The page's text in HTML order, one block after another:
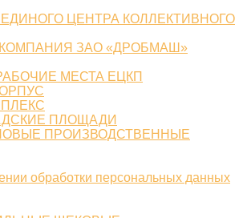
ЦЕНТРА КОЛЛЕКТИВНОГО
ЗАО «ДРОБМАШ»
МЕСТА ЕЦКП
ПЛОЩАДИ
ПРОИЗВОДСТВЕННЫЕ
обработки персональных данных